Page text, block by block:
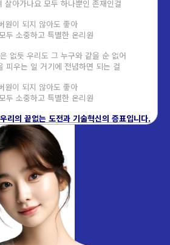
살아가나요 모두 하나뿐인 존재인걸
원이 되지 않아도 좋아
두 소중하고 특별한 온리원
없듯 우리도 그 누구와 같을 순 없어
피우는 일 거기에 전념하면 되는 걸
원이 되지 않아도 좋아
두 소중하고 특별한 온리원
리의 끝없는 도전과 기술혁신의 증표입니다.